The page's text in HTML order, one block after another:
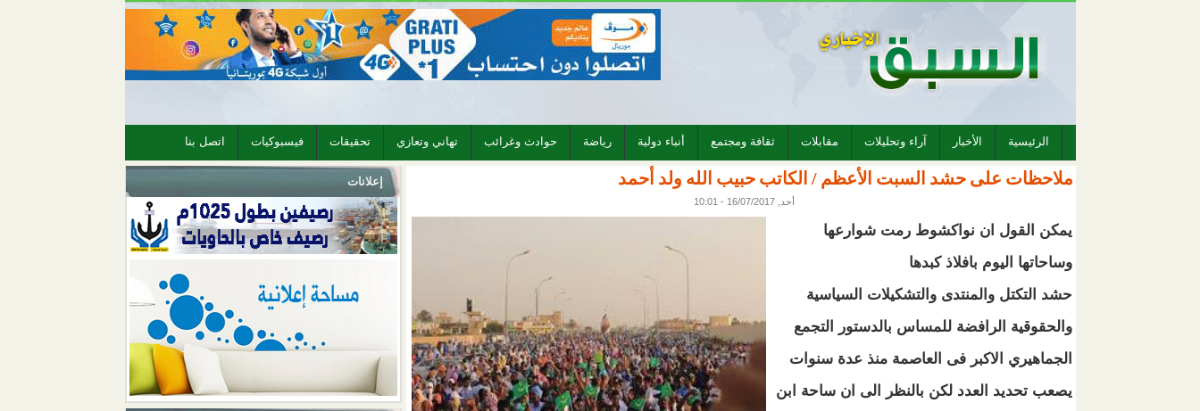
الرئيسية الأخبار آراء وتحليلات مقابلات ثقافة ومجتمع أنباء دولية رياضة حوادث وغرائب تهاني وتعازي تحقيقات فيسبوكيات اتصل بنا
إعلانات ملاحظات على حشد السبت الأعظم / الكاتب حبيب الله ولد أحمد
أحد, 16/07/2017 - 10:01
يمكن القول ان نواكشوط رمت شوارعها
وساحاتها اليوم بافلاذ كبدها
حشد التكتل والمنتدى والتشكيلات السياسية
والحقوقية الرافضة للمساس بالدستور التجمع
الجماهيري الاكبر فى العاصمة منذ عدة سنوات
يصعب تحديد العدد لكن بالنظر الى ان ساحة ابن